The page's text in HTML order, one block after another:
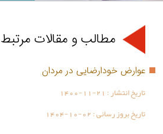
مطالب و مقالات مرتبط
عوارض خودارضایی در مردان
تاریخ انتشار : 1400-11-21
تاریخ بروز رسانی :1404-10-02